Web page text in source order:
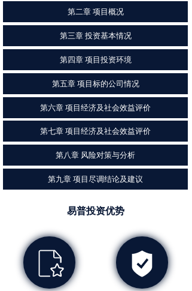
第二章 项目概况
第三章 投资基本情况
第四章 项目投资环境
第五章 项目标的公司情况
第六章 项目经济及社会效益评价
易普投资优势
第七章 项目经济及社会效益评价
第八章 风险对策与分析
第九章 项目尽调结论及建议